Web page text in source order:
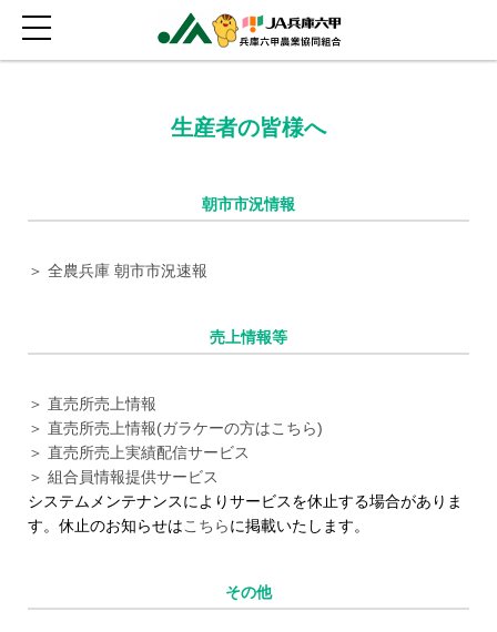
生産者の皆様へ
朝市市況情報
＞ 全農兵庫 朝市市況速報
売上情報等
＞ 直売所売上情報
＞ 直売所売上情報(ガラケーの方はこちら)
＞ 直売所売上実績配信サービス
＞ 組合員情報提供サービス
システムメンテナンスによりサービスを休止する場合がありま
す。休止のお知らせはこちらに掲載いたします。
その他